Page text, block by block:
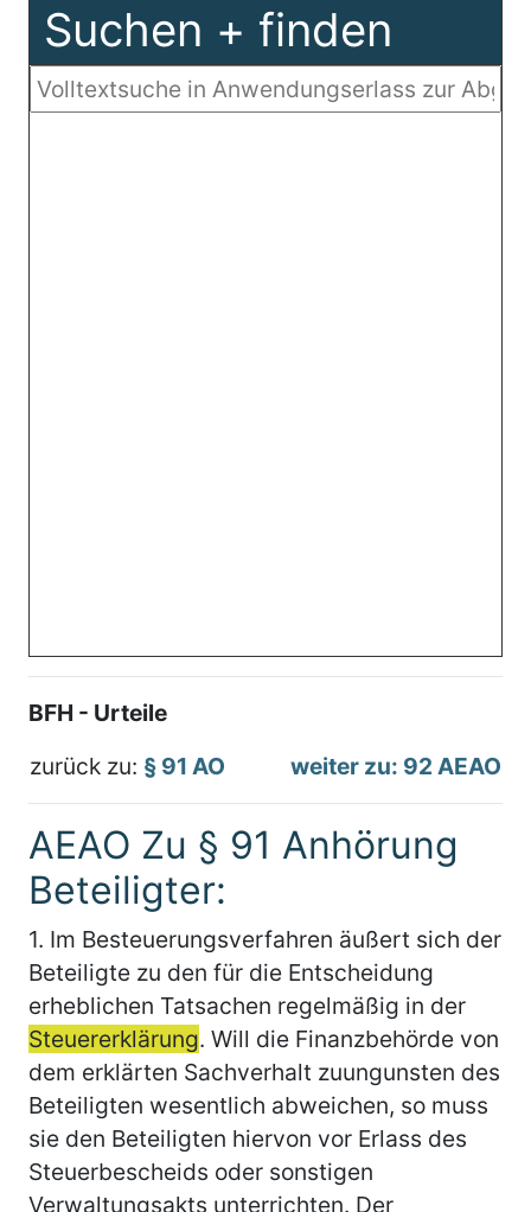
Suchen + finden
BFH - Urteile
zurück zu: § 91 AO weiter zu: 92 AEAO
AEAO Zu § 91 Anhörung
Beteiligter:
1. Im Besteuerungsverfahren äußert sich der
Beteiligte zu den für die Entscheidung
erheblichen Tatsachen regelmäßig in der
Steuererklärung. Will die Finanzbehörde von
dem erklärten Sachverhalt zuungunsten des
Beteiligten wesentlich abweichen, so muss
sie den Beteiligten hiervon vor Erlass des
Steuerbescheids oder sonstigen
Verwaltungsakts unterrichten. Der